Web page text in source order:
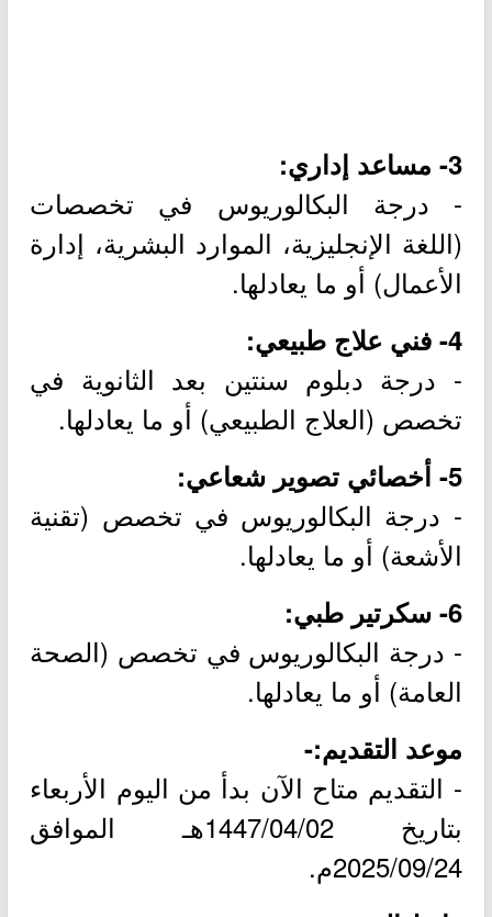
3- مساعد إداري:
- درجة البكالوريوس في تخصصات
(اللغة الإنجليزية، الموارد البشرية، إدارة
الأعمال) أو ما يعادلها.
4- فني علاج طبيعي:
- درجة دبلوم سنتين بعد الثانوية في
تخصص (العلاج الطبيعي) أو ما يعادلها.
5- أخصائي تصوير شعاعي:
- درجة البكالوريوس في تخصص (تقنية
الأشعة) أو ما يعادلها.
6- سكرتير طبي:
- درجة البكالوريوس في تخصص (الصحة
العامة) أو ما يعادلها.
موعد التقديم:-
- التقديم متاح الآن بدأ من اليوم الأربعاء
بتاريخ 1447/04/02هـ الموافق
2025/09/24م.